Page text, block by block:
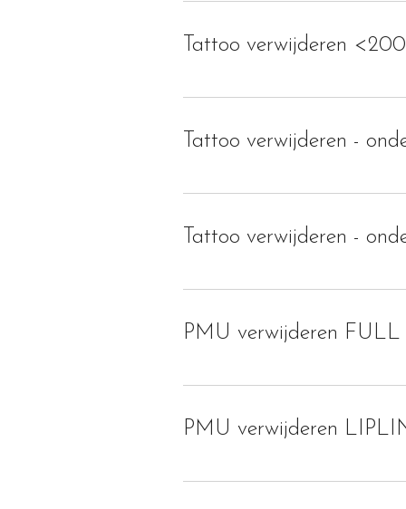
Tattoo verwijderen
Tattoo verwijderen -
Tattoo verwijderen -
PMU verwijderen FULL
PMU verwijderen